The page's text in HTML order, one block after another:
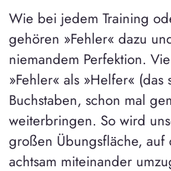
Wie bei jedem Training
gehören »Fehler« dazu
niemandem Perfektion.
»Fehler« als »Helfer«
Buchstaben, schon mal
weiterbringen. So wird
großen Übungsfläche,
achtsam miteinander